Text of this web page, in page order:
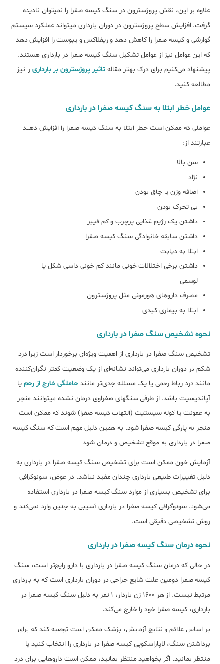
علاوه بر این، نقش پروژسترون در سنگ کیسه صفرا را نمی‎توان نادیده
گرفت. افزایش سطح پروژسترون در دوران بارداری می‎تواند عملکرد سیستم
گوارشی و کیسه صفرا را کاهش دهد و ریفلاکس و یبوست را افزایش دهد
که این عوامل نیز از عوامل تشکیل سنگ کیسه صفرا در بارداری هستند.
پیشنهاد می‌کنیم برای درک بهتر مقاله تاثیر پروژسترون بر بارداری را نیز
مطالعه کنید.
عوامل خطر ابتلا به سنگ کیسه صفرا در بارداری
عواملی که ممکن است خطر ابتلا به سنگ کیسه صفرا را افزایش دهند
عبارتند از:
سن بالا
نژاد
اضافه وزن یا چاق بودن
بی تحرک بودن
داشتن یک رژیم غذایی پرچرب و کم فیبر
داشتن سابقه خانوادگی سنگ کیسه صفرا
ابتلا به دیابت
داشتن برخی اختلالات خونی مانند کم خونی داسی شکل یا
لوسمی
مصرف داروهای هورمونی مثل پروژسترون
ابتلا به بیماری کبدی
نحوه تشخیص سنگ صفرا در بارداری
تشخیص سنگ صفرا در بارداری از اهمیت ویژه‌ای برخوردار است زیرا درد
شکم در دوران بارداری می‌تواند نشانه‌ای از یک وضعیت کمتر نگران‌کننده
مانند درد رباط رحمی یا یک مسئله جدی‌تر مانند حاملگی خارج از رحم یا
آپاندیسیت باشد. از طرفی سنگ‎های صفراوی درمان نشده می‎توانند منجر
به عفونت یا کوله سیستیت (التهاب کیسه صفرا) شوند که ممکن است
منجر به پارگی کیسه صفرا شود. به همین دلیل مهم است که سنگ کیسه
صفرا در بارداری به موقع تشخیص و درمان شود.
آزمایش خون ممکن است برای تشخیص سنگ کیسه صفرا در بارداری به
دلیل تغییرات طبیعی بارداری چندان مفید نباشد. در عوض، سونوگرافی
برای تشخیص بسیاری از موارد سنگ کیسه صفرا در بارداری استفاده
می‌شود. ﺳﻮﻧﻮﮔﺮاﻓﯽ ﮐﯿﺴﻪ ﺻﻔﺮا در ﺑﺎرداری آسیبی به جنین وارد نمی‎‌کند و
روش تشخیصی دقیقی است.
نحوه درمان سنگ کیسه صفرا در بارداری
در حالی که درمان سنگ کیسه صفرا در بارداری با دارو رایج‌‎تر است، سنگ
کیسه صفرا دومین علت شایع جراحی در دوران بارداری است که به بارداری
مرتبط نیست. از هر ۱۶۰۰ زن باردار، ۱ نفر به دلیل سنگ کیسه صفرا در
بارداری، کیسه صفرا خود را خارج می‏‌کند.
بر اساس علائم و نتایج آزمایش، پزشک ممکن است توصیه کند که برای
برداشتن سنگ، ﻻﭘﺎراﺳﮑﻮپی ﮐﯿﺴﻪ ﺻﻔﺮا در ﺑﺎرداری را انتخاب کنید یا
منتظر بمانید. اگر بخواهید منتظر بمانید، ممکن است داروهایی برای درد